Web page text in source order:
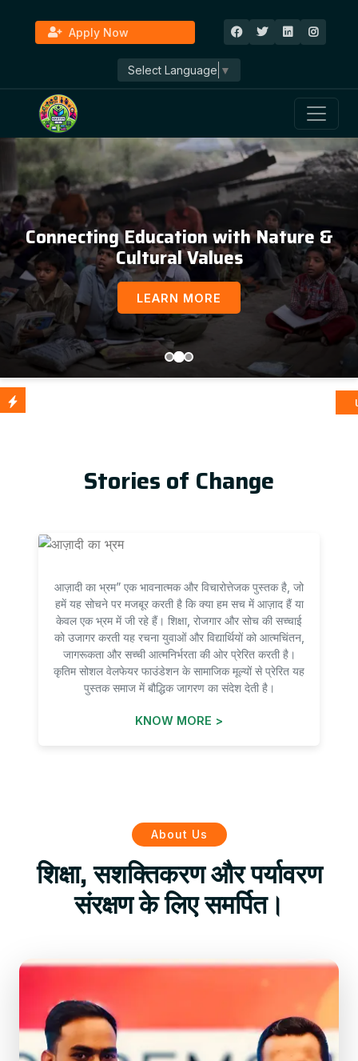
Apply Now
Select Language ▼
Education, Awareness & Social
Development
LEARN MORE
आज़ादी
Stories of Change
आज़ादी का भ्रम” एक भावनात्मक और विचारोत्तेजक पुस्तक है, जो
हमें यह सोचने पर मजबूर करती है कि क्या हम सच में आज़ाद हैं या
केवल एक भ्रम में जी रहे हैं। शिक्षा, रोजगार और सोच की सच्चाई
को उजागर करती यह रचना युवाओं और विद्यार्थियों को आत्मचिंतन,
जागरूकता और सच्ची आत्मनिर्भरता की ओर प्रेरित करती है।
कृतिम सोशल वेलफेयर फाउंडेशन के सामाजिक मूल्यों से प्रेरित यह
पुस्तक समाज में बौद्धिक जागरण का संदेश देती है।
KNOW MORE >
About Us
शिक्षा, सशक्तिकरण और पर्यावरण
संरक्षण के लिए समर्पित।